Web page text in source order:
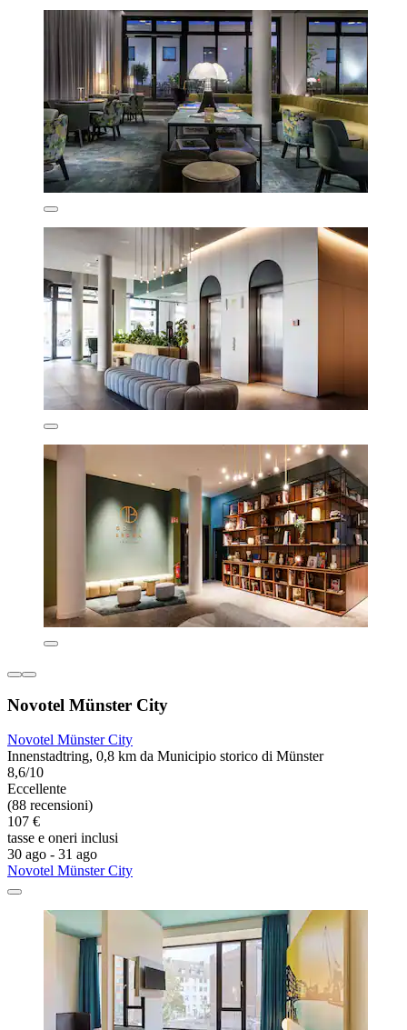
Novotel Münster City
Novotel Münster City
Innenstadtring, 0,8 km da Municipio storico di Münster
8,6/10
Eccellente
(88 recensioni)
107 €
tasse e oneri inclusi
30 ago - 31 ago
Novotel Münster City